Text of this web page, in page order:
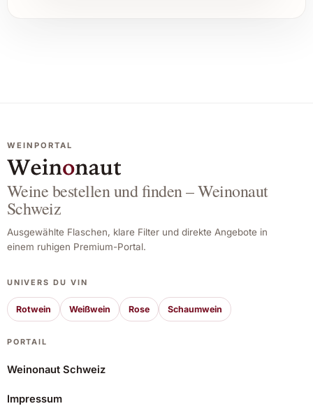
WEINPORTAL
Weine bestellen und finden – Weinonaut
Schweiz
Ausgewählte Flaschen, klare Filter und direkte Angebote in
einem ruhigen Premium-Portal.
UNIVERS DU VIN
Rotwein Weißwein Rose Schaumwein
PORTAIL
Weinonaut Schweiz
Impressum